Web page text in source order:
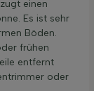
einen
Es ist sehr
Böden.
frühen
entfernt
oder